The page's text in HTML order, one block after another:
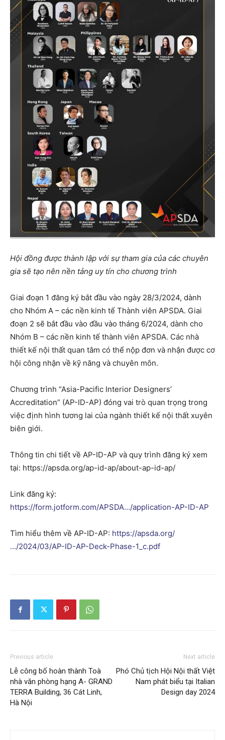
Hội đồng được thành lập với sự tham gia của các chuyên
gia sẽ tạo nên nền tảng uy tín cho chương trình
Giai đoạn 1 đăng ký bắt đầu vào ngày 28/3/2024, dành
cho Nhóm A – các nền kinh tế Thành viên APSDA. Giai
đoạn 2 sẽ bắt đầu vào đầu vào tháng 6/2024, dành cho
Nhóm B – các nền kinh tế thành viên APSDA. Các nhà
thiết kế nội thất quan tâm có thể nộp đơn và nhận được cơ
hội công nhận về kỹ năng và chuyên môn.
Chương trình “Asia-Pacific Interior Designers’
Accreditation” (AP-ID-AP) đóng vai trò quan trọng trong
việc định hình tương lai của ngành thiết kế nội thất xuyên
biên giới.
Thông tin chi tiết về AP-ID-AP và quy trình đăng ký xem
tại: https://apsda.org/ap-id-ap/about-ap-id-ap/
Link đăng ký:
https://form.jotform.com/APSDA…/application-AP-ID-AP
Tìm hiểu thêm về AP-ID-AP: https://apsda.org/
…/2024/03/AP-ID-AP-Deck-Phase-1_c.pdf
Previous article
Lễ công bố hoàn thành Toà
nhà văn phòng hạng A- GRAND
TERRA Building, 36 Cát Linh,
Hà Nội
Next article
Phó Chủ tịch Hội Nội thất Việt
Nam phát biểu tại Italian
Design day 2024